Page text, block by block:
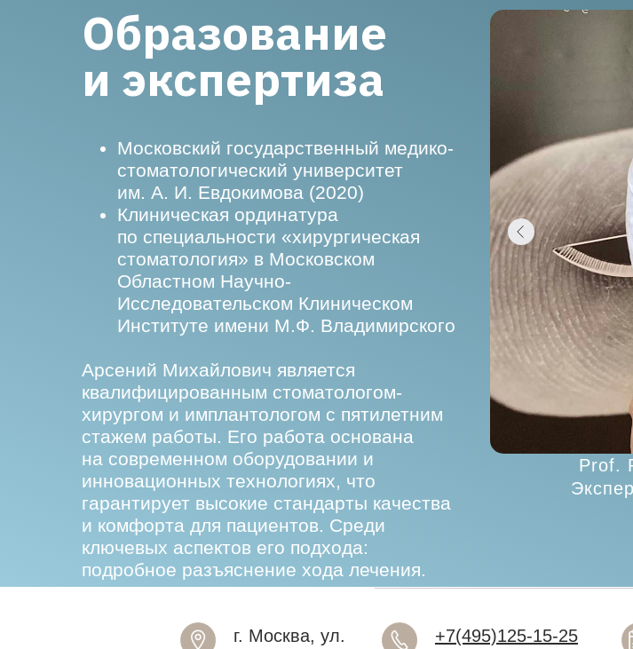
Образование
и экспертиза
Московский государственный медико-
стоматологический университет
им. А. И. Евдокимова (2020)
Клиническая ординатура
по специальности «хирургическая
стоматология» в Московском
Областном Научно-
Исследовательском Клиническом
Институте имени М.Ф. Владимирского
Арсений Михайлович является
квалифицированным стоматологом-
хирургом и имплантологом с пятилетним
стажем работы. Его работа основана
на современном оборудовании и
инновационных технологиях, что
гарантирует высокие стандарты качества
и комфорта для пациентов. Среди
ключевых аспектов его подхода:
подробное разъяснение хода лечения.
Prof.
г. Москва, ул.
+7(495)125-15-25